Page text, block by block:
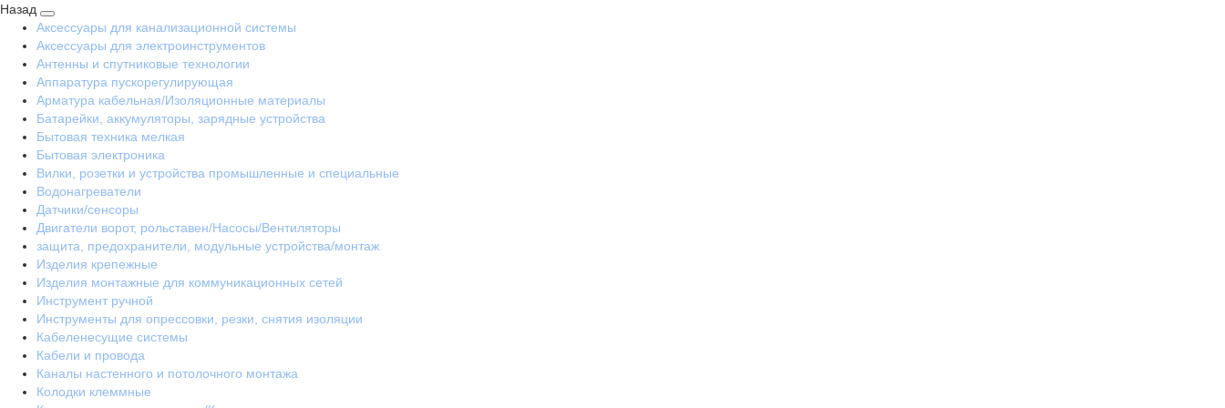
Назад
Аксессуары для канализационной системы
Аксессуары для электроинструментов
Антенны и спутниковые технологии
Аппаратура пускорегулирующая
Арматура кабельная/Изоляционные материалы
Батарейки, аккумуляторы, зарядные устройства
Бытовая техника мелкая
Бытовая электроника
Вилки, розетки и устройства промышленные и специальные
Водонагреватели
Датчики/сенсоры
Двигатели ворот, рольставен/Насосы/Вентиляторы
защита, предохранители, модульные устройства/монтаж
Изделия крепежные
Изделия монтажные для коммуникационных сетей
Инструмент ручной
Инструменты для опрессовки, резки, снятия изоляции
Кабеленесущие системы
Кабели и провода
Каналы настенного и потолочного монтажа
Колодки клеммные